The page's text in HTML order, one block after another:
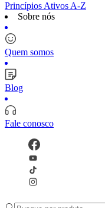
Princípios Ativos A-Z
Sobre nós
Quem somos
Blog
Fale conosco